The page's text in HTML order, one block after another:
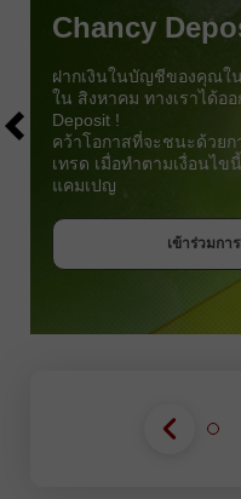
เข้าร่วมกา
Chancy
ฝากเงินในบัญชีของคุณใ
ใน สิงหาคม ทางเราได้ออ
Deposit !
คว้าโอกาสที่จะชนะด้วย
เทรด เมื่อทำตามเงื่อนไ
แคมเปญ
เข้าร่วมกา